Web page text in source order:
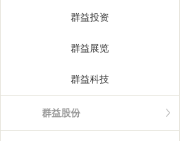
群益投资
群益展览
群益科技
群益股份